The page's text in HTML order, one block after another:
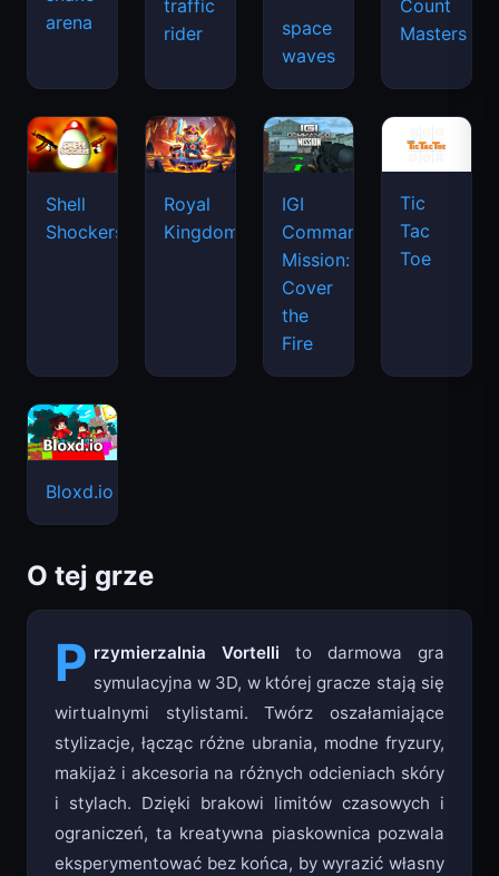
arena
traffic
rider
space
waves
Count
Masters
Shell
Shockers
Royal
Kingdom
IGI
Commando
Mission:
Cover
the
Fire
Tic
Tac
Toe
Bloxd.io
O tej grze
P rzymierzalnia Vortelli to darmowa gra
symulacyjna w 3D, w której gracze stają się
wirtualnymi stylistami. Twórz oszałamiające
stylizacje, łącząc różne ubrania, modne fryzury,
makijaż i akcesoria na różnych odcieniach skóry
i stylach. Dzięki brakowi limitów czasowych i
ograniczeń, ta kreatywna piaskownica pozwala
eksperymentować bez końca, by wyrazić własny